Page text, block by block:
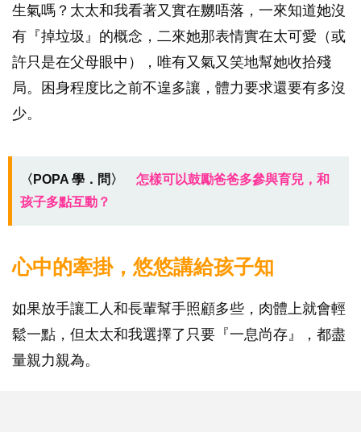
生氣嗎？太太和我看著又實在嬲唔落，一來知道她沒
有『掉垃圾』的概念，二來她那表情實在太可愛（或
許只是在父母眼中），唯有又氣又笑地幫她收拾殘
局。困身程度比之前不遑多讓，體力要求還要有多沒
少。
〈POPA 學．問〉
怎樣可以鼓勵爸爸多參與育兒，和
孩子多點互動？
心中的牽掛，悠悠講給孩子知
如果放手讓工人和長輩幫手照顧多些，肉體上就會輕
鬆一點，但太太和我選擇了只要『一息尚存』，都盡
量親力親為。